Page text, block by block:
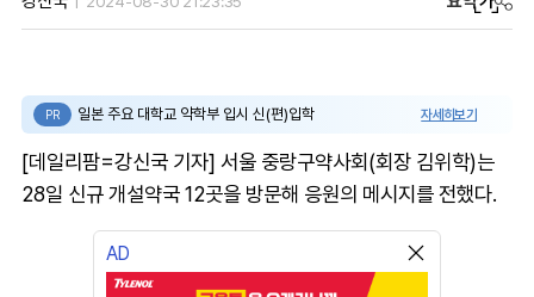
PR 일본 주요 대학교 약학부 입시 신(편)입학 자세히보기
[데일리팜=강신국 기자] 서울 중랑구약사회(회장 김위학)는
28일 신규 개설약국 12곳을 방문해 응원의 메시지를 전했다.
AD